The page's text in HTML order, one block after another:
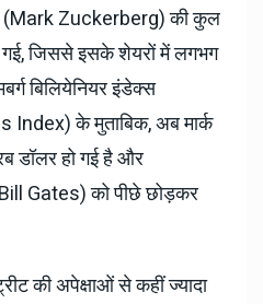
(Mark Zuckerberg) की कुल
जिससे इसके शेयरों में लगभग
बिलियेनियर इंडेक्स
के मुताबिक, अब मार्क
डॉलर हो गई है और
Gates) को पीछे छोड़कर
की अपेक्षाओं से कहीं ज्यादा